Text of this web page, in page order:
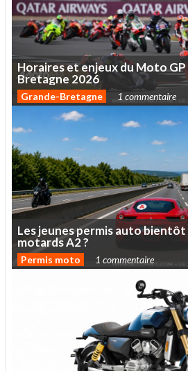
HorairesetenjeuxduMotoGP
Bretagne 2026
Grande-Bretagne 1 commentaire
Lesjeunespermisautobientôt
motardsA2?
Permis moto 1 commentaire